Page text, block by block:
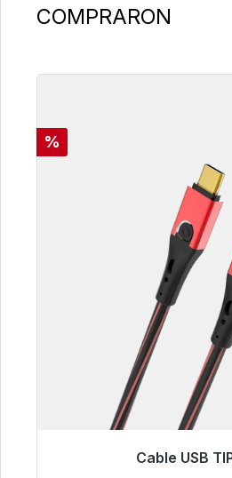
COMPRARON
Descuento
%
Cable USB
Listo para envío